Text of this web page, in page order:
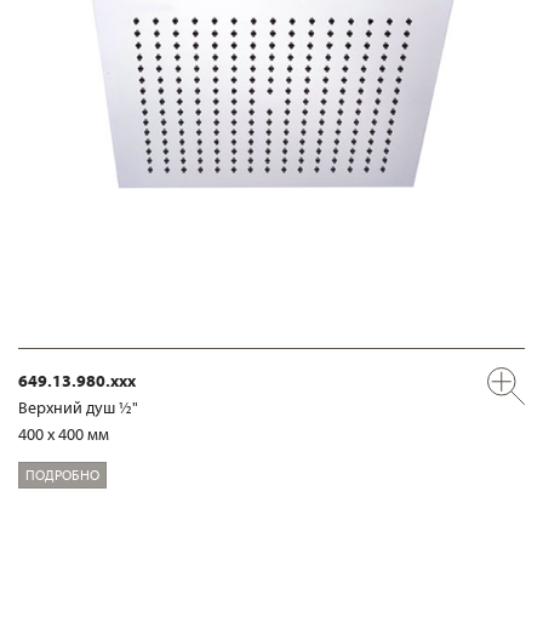
649.13.980.xxx
Верхний душ ½"
400 x 400 мм
ПОДРОБНО